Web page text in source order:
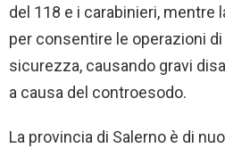
del 118 e i carabinieri, mentre
per consentire le operazioni
sicurezza, causando gravi
a causa del controesodo.
La provincia di Salerno è di